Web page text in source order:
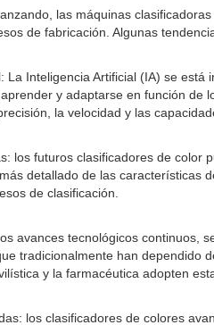
las máquinas
de fabricación. Algunas
La Inteligencia Artificial (IA) se
y adaptarse en función de
la velocidad y las
los futuros clasificadores de color
detallado de las características
de clasificación.
avances tecnológicos continuos,
tradicionalmente han dependido
y la farmacéutica adopten
los clasificadores de colores